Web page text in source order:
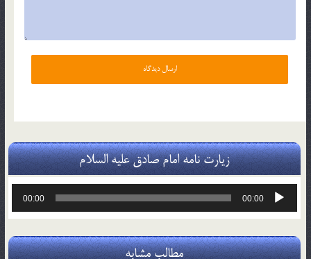
زیارت نامه امام صادق علیه السلام
پخش‌کننده
00:00
00:00
مطالب مشابه